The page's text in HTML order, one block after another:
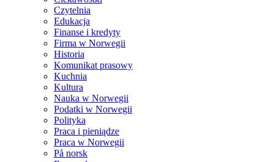
Czytelnia
Edukacja
Finanse i kredyty
Firma w Norwegii
Historia
Komunikat prasowy
Kuchnia
Kultura
Nauka w Norwegii
Podatki w Norwegii
Polityka
Praca i pieniądze
Praca w Norwegii
På norsk